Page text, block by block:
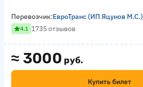
≈ 3000 руб.
Купить билет
Перевозчик:ЕвроТранс (ИП Яцунов М.С.)
4.1 1735 отзывов